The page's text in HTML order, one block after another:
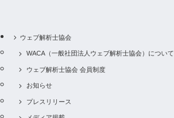
ウェブ解析士協会
WACA（一般社団法人ウェブ解析士協会）について
ウェブ解析士協会 会員制度
お知らせ
プレスリリース